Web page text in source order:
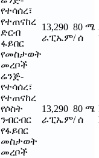
የተሳሰረ፣
የተጠናከረ
ድርብ
ፋይበር
የመስታወት
መረቦች
13,290
ራፒኤም
80 ሜ
/ ሰ
ሬንጅ-
የተሳሰረ፣
የተጠናከረ
የሶስት
ንብርብር
የፋይበር
መስታወት
መረቦች
13,290
ራፒኤም
80 ሜ
/ ሰ